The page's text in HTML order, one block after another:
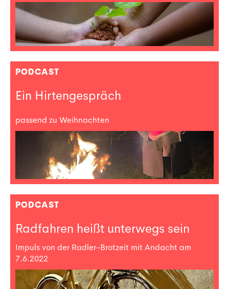
PODCAST
Ein Hirtengespräch
passend zu Weihnachten
PODCAST
Radfahren heißt unterwegs sein
Impuls von der Radler-Brotzeit mit Andacht am
7.6.2022